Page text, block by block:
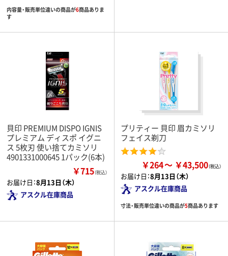
内容量・販売単位違いの商品が6商品ありま
す
貝印 PREMIUM DISPO IGNIS
プレミアム ディスポ イグニ
ス 5枚刃 使い捨てカミソリ
4901331000645 1パック(6本)
￥715（税込）
お届け日：8月13日（木）
アスクル在庫商品
プリティー 貝印 眉カミソリ
フェイス剃刀
￥264 ￥43,500
お届け日：8月13日（木）
アスクル在庫商品
寸法・販売単位違いの商品が5商品あります